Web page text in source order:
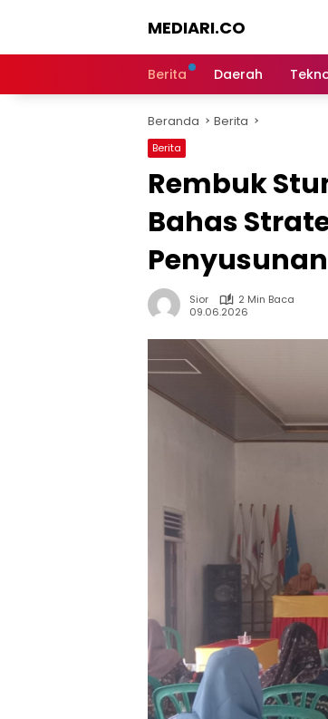
MEDIARI.CO
Berita Daerah
Beranda Berita
Berita
Rembuk
Bahas
Penyusunan
Sior
2 Min Baca
09.06.2026